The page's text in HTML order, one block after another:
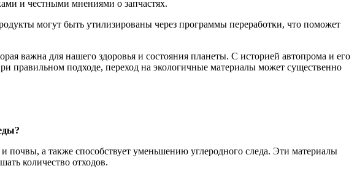
и честными мнениями о запчастях.
могут быть утилизированы через программы переработки, что поможет
важна для нашего здоровья и состояния планеты. С историей автопрома и его
подходе, переход на экологичные материалы может существенно
почвы, а также способствует уменьшению углеродного следа. Эти материалы
количество отходов.